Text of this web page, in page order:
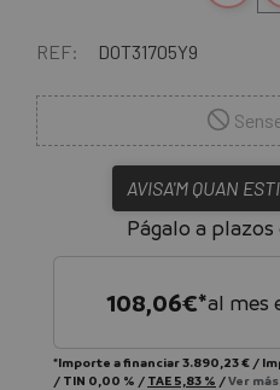
REF: DOT31705Y9
AVISA'M QUAN
Págalo a plazos
108,06€*al mes
*Importe a financiar3.890,23 € /
/ TIN 0,00 % / TAE 5,83 % /Ver más